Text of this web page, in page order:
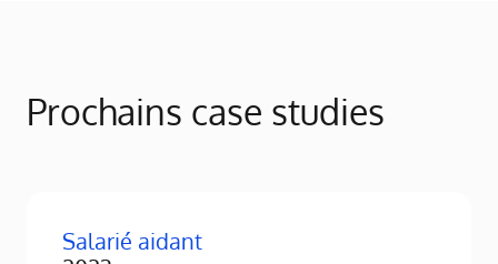
Prochains case studies
Salarié aidant